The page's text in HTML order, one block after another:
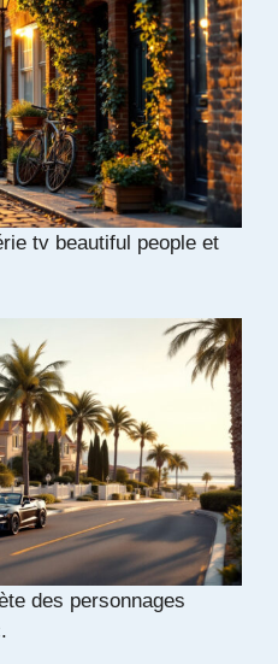
tv beautiful people et
des personnages